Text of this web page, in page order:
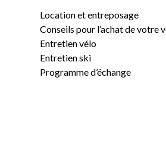
Location et entreposage
Conseils pour l’achat de votre
Entretien vélo
Entretien ski
Programme d’échange